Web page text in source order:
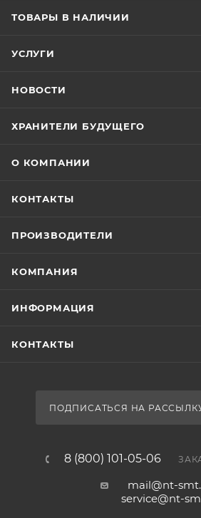
ТОВАРЫ В НАЛИЧИИ
УСЛУГИ
НОВОСТИ
ХРАНИТЕЛИ БУДУЩЕГО
О КОМПАНИИ
КОНТАКТЫ
ПРОИЗВОДИТЕЛИ
КОМПАНИЯ
ИНФОРМАЦИЯ
КОНТАКТЫ
ПОДПИСАТЬСЯ НА
8 (800) 101-05-06
mail@nt-
service@nt-